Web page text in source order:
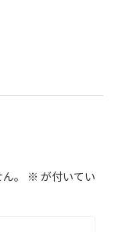
。 ※ が付いてい